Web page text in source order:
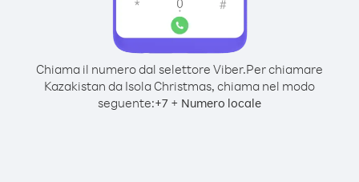
Chiama il numero dal selettore Viber.Per chiamare
Kazakistan da Isola Christmas, chiama nel modo
seguente:+7 + Numero locale